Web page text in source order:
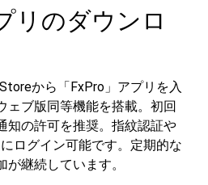
リのダウンロ
から「FxPro」アプリを入
ェブ版同等機能を搭載。初回
知の許可を推奨。指紋認証や
ログイン可能です。定期的な
継続しています。